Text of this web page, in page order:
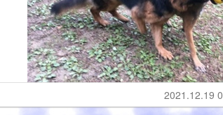
2021.12.19